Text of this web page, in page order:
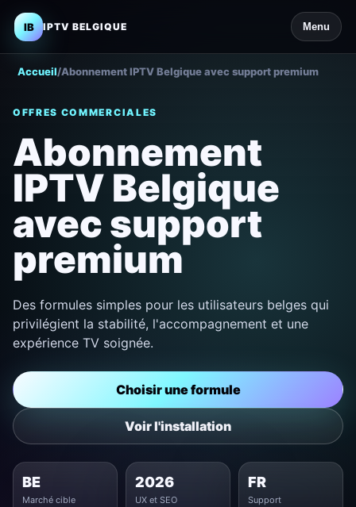
IB IPTV BELGIQUE Menu
Accueil/Abonnement IPTV Belgique avec support premium
OFFRES COMMERCIALES
Abonnement
IPTV Belgique
avec support
premium
Des formules simples pour les utilisateurs belges qui
privilégient la stabilité, l'accompagnement et une
expérience TV soignée.
Choisir une formule
Voir l'installation
BE
Marché cible
2026
UX et SEO
FR
Support